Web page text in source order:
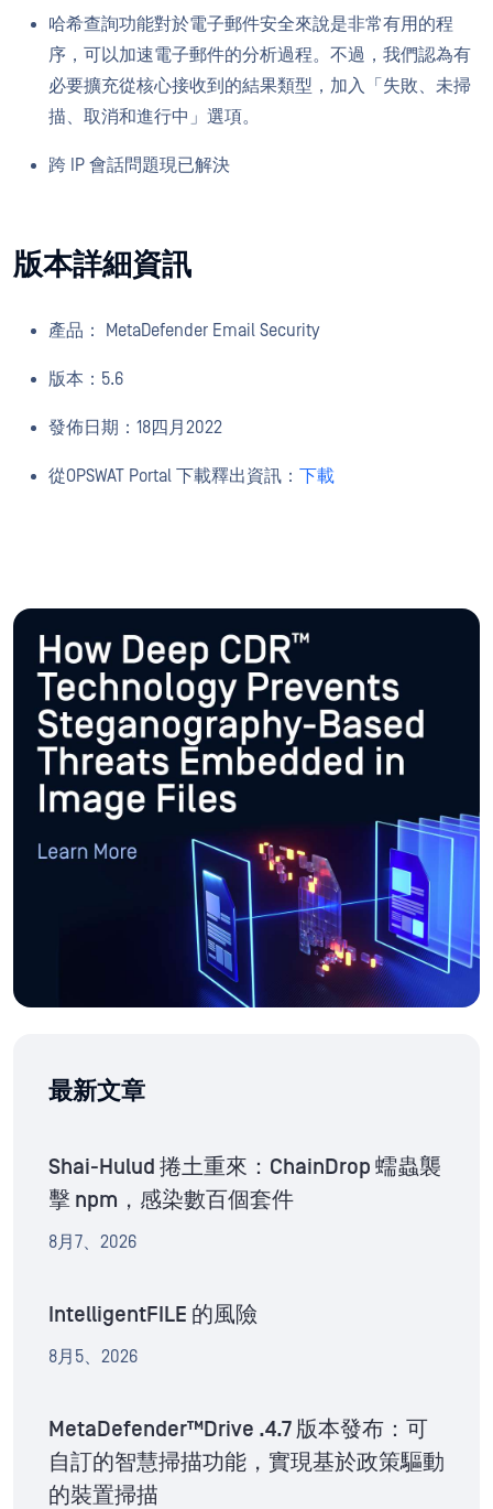
哈希查詢功能對於電子郵件安全來說是非常有用的程
序，可以加速電子郵件的分析過程。不過，我們認為有
必要擴充從核心接收到的結果類型，加入「失敗、未掃
描、取消和進行中」選項。
跨 IP 會話問題現已解決
版本詳細資訊
產品： MetaDefender Email Security
版本：5.6
發佈日期：18四月2022
從OPSWAT Portal 下載釋出資訊： 下載
最新文章
Shai-Hulud 捲土重來：ChainDrop 蠕蟲襲
擊 npm，感染數百個套件
8月7、2026
IntelligentFILE 的風險
8月5、2026
MetaDefender™Drive .4.7 版本發布：可
自訂的智慧掃描功能，實現基於政策驅動
的裝置掃描